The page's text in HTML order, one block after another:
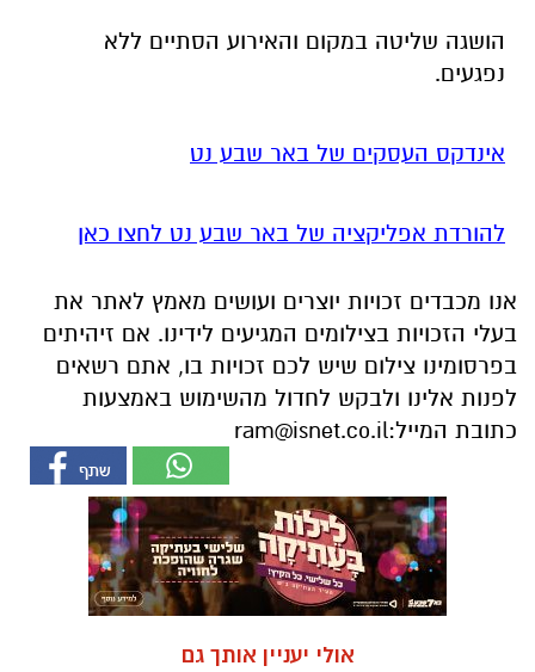
הושגה שליטה במקום והאירוע הסתיים ללא
נפגעים.
אינדקס העסקים של באר שבע נט
להורדת אפליקציה של באר שבע נט לחצו כאן
אנו מכבדים זכויות יוצרים ועושים מאמץ לאתר את
בעלי הזכויות בצילומים המגיעים לידינו. אם זיהיתים
בפרסומינו צילום שיש לכם זכויות בו, אתם רשאים
לפנות אלינו ולבקש לחדול מהשימוש באמצעות
כתובת המייל:ram@isnet.co.il
אולי יעניין אותך גם